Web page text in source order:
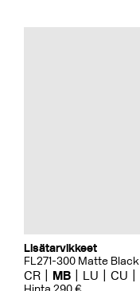
Lisätarvikkeet
FL271-300 Matte Black
CR MB LU CU